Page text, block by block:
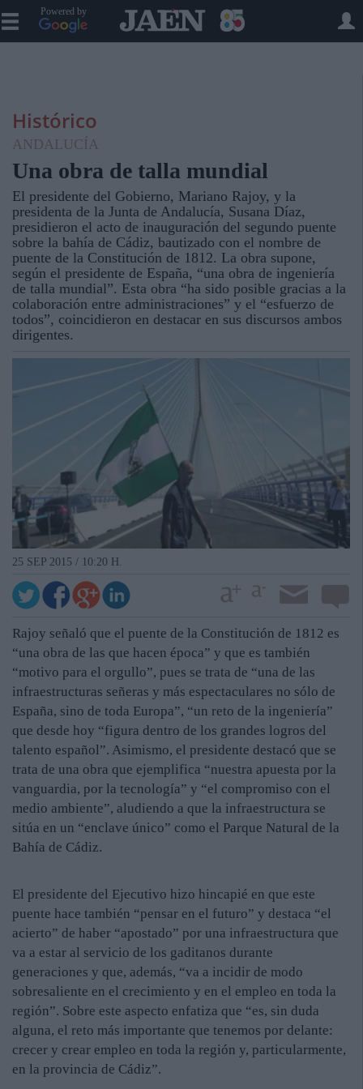
Powered by
Histórico
ANDALUCÍA
Una obra de talla mundial
El presidente del Gobierno, Mariano Rajoy, y la
presidenta de la Junta de Andalucía, Susana Díaz,
presidieron el acto de inauguración del segundo puente
sobre la bahía de Cádiz, bautizado con el nombre de
puente de la Constitución de 1812. La obra supone,
según el presidente de España, “una obra de ingeniería
de talla mundial”. Esta obra “ha sido posible gracias a la
colaboración entre administraciones” y el “esfuerzo de
todos”, coincidieron en destacar en sus discursos ambos
dirigentes.
25 SEP 2015 / 10:20 H.
Rajoy señaló que el puente de la Constitución de 1812 es
“una obra de las que hacen época” y que es también
“motivo para el orgullo”, pues se trata de “una de las
infraestructuras señeras y más espectaculares no sólo de
España, sino de toda Europa”, “un reto de la ingeniería”
que desde hoy “figura dentro de los grandes logros del
talento español”. Asimismo, el presidente destacó que se
trata de una obra que ejemplifica “nuestra apuesta por la
vanguardia, por la tecnología” y “el compromiso con el
medio ambiente”, aludiendo a que la infraestructura se
sitúa en un “enclave único” como el Parque Natural de la
Bahía de Cádiz.
El presidente del Ejecutivo hizo hincapié en que este
puente hace también “pensar en el futuro” y destaca “el
acierto” de haber “apostado” por una infraestructura que
va a estar al servicio de los gaditanos durante
generaciones y que, además, “va a incidir de modo
sobresaliente en el crecimiento y en el empleo en toda la
región”. Sobre este aspecto enfatiza que “es, sin duda
alguna, el reto más importante que tenemos por delante:
crecer y crear empleo en toda la región y, particularmente,
en la provincia de Cádiz”.